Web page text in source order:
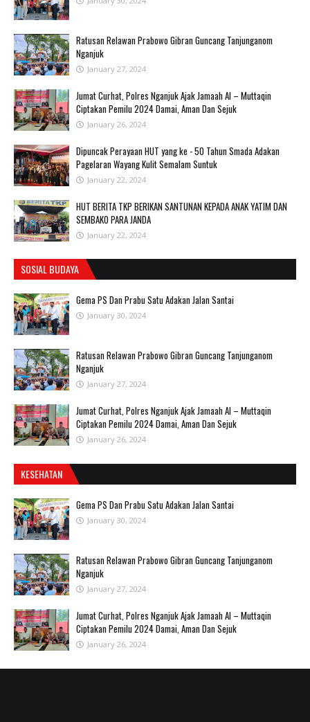
Ratusan Relawan Prabowo Gibran Guncang Tanjunganom
Nganjuk
January 27, 2024
Jumat Curhat, Polres Nganjuk Ajak Jamaah Al – Muttaqin
Ciptakan Pemilu 2024 Damai, Aman Dan Sejuk
January 26, 2024
Dipuncak Perayaan HUT yang ke - 50 Tahun Smada Adakan
Pagelaran Wayang Kulit Semalam Suntuk
January 22, 2024
HUT BERITA TKP BERIKAN SANTUNAN KEPADA ANAK YATIM DAN
SEMBAKO PARA JANDA
January 22, 2024
SOSIAL BUDAYA
Gema PS Dan Prabu Satu Adakan Jalan Santai
January 30, 2024
Ratusan Relawan Prabowo Gibran Guncang Tanjunganom
Nganjuk
January 27, 2024
Jumat Curhat, Polres Nganjuk Ajak Jamaah Al – Muttaqin
Ciptakan Pemilu 2024 Damai, Aman Dan Sejuk
January 26, 2024
KESEHATAN
Gema PS Dan Prabu Satu Adakan Jalan Santai
January 30, 2024
Ratusan Relawan Prabowo Gibran Guncang Tanjunganom
Nganjuk
January 27, 2024
Jumat Curhat, Polres Nganjuk Ajak Jamaah Al – Muttaqin
Ciptakan Pemilu 2024 Damai, Aman Dan Sejuk
January 26, 2024